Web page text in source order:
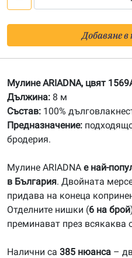
Мулине
АRIADNA
Добавяне
Мулине ARIADNA, цвят
Дължина: 8 м
Състав: 100%
Предназначение:
бродерия.
Мулине ARIADNA е най-
в България. Двойната
придава на конеца
Отделните нишки (6 на брой
преминават през всякаква
Налични са 385 нюанса –